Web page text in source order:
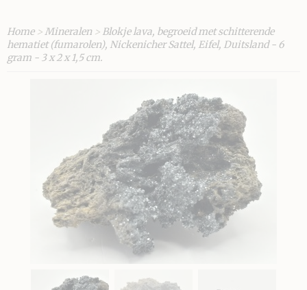
Home>Mineralen > Blokje lava, begroeid met schitterende
hematiet (fumarolen), Nickenicher Sattel, Eifel, Duitsland - 6
gram - 3 x 2 x 1,5 cm.